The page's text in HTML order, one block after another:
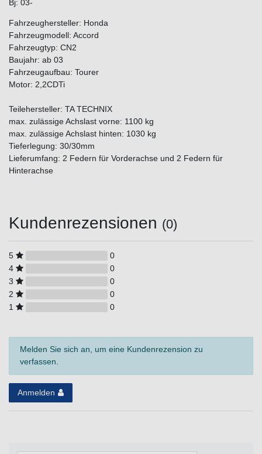
Bj: 03-
Fahrzeughersteller: Honda
Fahrzeugmodell: Accord
Fahrzeugtyp: CN2
Baujahr: ab 03
Fahrzeugaufbau: Tourer
Motor: 2,2CDTi
Teilehersteller: TA TECHNIX
max. zulässige Achslast vorne: 1100 kg
max. zulässige Achslast hinten: 1030 kg
Tieferlegung: 30/30mm
Lieferumfang: 2 Federn für Vorderachse und 2 Federn für
Hinterachse
Kundenrezensionen (0)
5
0
4
0
3
0
2
0
1
0
Melden Sie sich an, um eine Kundenrezension zu
verfassen.
Anmelden